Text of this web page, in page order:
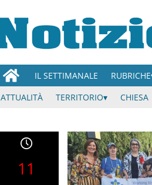
IL SETTIMANALE RUBRICHE
ATTUALITÀ
TERRITORIO CHIESA
11